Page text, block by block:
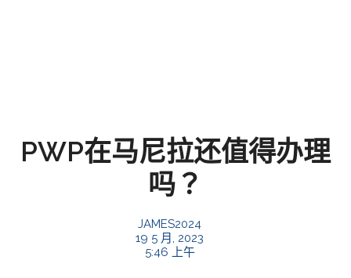
PWP在马尼拉还值得办理
吗？
JAMES2024
19 5 月, 2023
5:46 上午